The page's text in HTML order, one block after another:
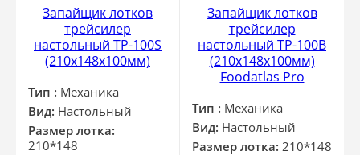
Запайщик лотков
трейсилер
настольный TP-100S
(210х148х100мм)
Тип : Механика
Вид: Настольный
Размер лотка:
210*148
Запайщик лотков
трейсилер
настольный TP-100B
(210х148х100мм)
Foodatlas Pro
Тип : Механика
Вид: Настольный
Размер лотка: 210*148